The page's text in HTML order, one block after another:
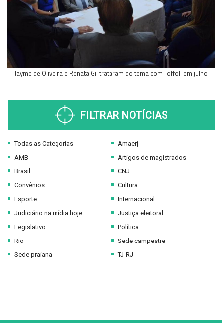
Jayme de Oliveira e Renata Gil trataram do tema com Toffoli em julho
FILTRAR NOTÍCIAS
Todas as Categorias
AMB
Brasil
Convênios
Esporte
Judiciário na mídia hoje
Legislativo
Rio
Sede praiana
Amaerj
Artigos de magistrados
CNJ
Cultura
Internacional
Justiça eleitoral
Política
Sede campestre
TJ-RJ